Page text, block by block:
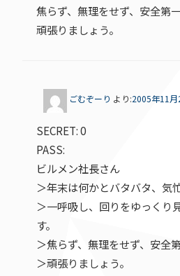
焦らず、無理をせず、安全第
頑張りましょう。
ごむぞーり より:2005年11月
SECRET: 0
PASS:
ビルメン社長さん
＞年末は何かとバタバタ、気
＞一呼吸し、回りをゆっくり
す。
＞焦らず、無理をせず、安全
＞頑張りましょう。